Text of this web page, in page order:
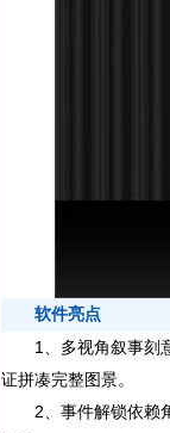
软件亮点
1、多视角叙事刻意
证拼凑完整图景。
2、事件解锁依赖角